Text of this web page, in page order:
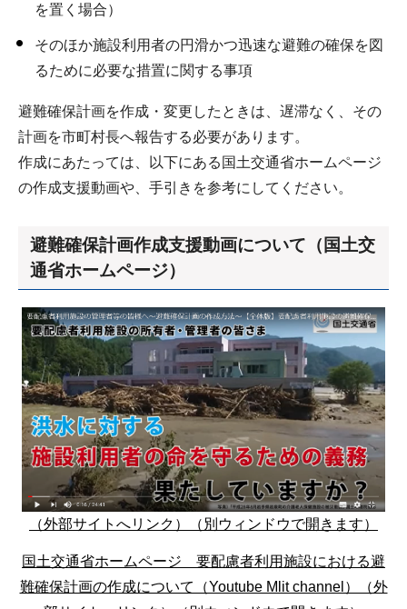
を置く場合）
そのほか施設利用者の円滑かつ迅速な避難の確保を図
るために必要な措置に関する事項
避難確保計画を作成・変更したときは、遅滞なく、その
計画を市町村長へ報告する必要があります。
作成にあたっては、以下にある国土交通省ホームページ
の作成支援動画や、手引きを参考にしてください。
避難確保計画作成支援動画について（国土交
通省ホームページ）
（外部サイトへリンク）（別ウィンドウで開きます）
国土交通省ホームページ 要配慮者利用施設における避
難確保計画の作成について（Youtube Mlit channel）（外